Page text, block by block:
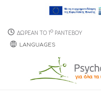
ΔΩΡΕΑΝ ΤΟ 1o ΡΑΝΤΕΒΟΥ
LANGUAGES